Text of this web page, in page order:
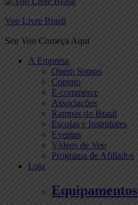
Voo Livre Brasil
Seu Voo Começa Aqui
A Empresa
Quem Somos
Contato
E-commerce
Associações
Rampas do Brasil
Escolas e Instrutores
Eventos
Vídeos de Voo
Programa de Afiliados
Loja
Equipamentos